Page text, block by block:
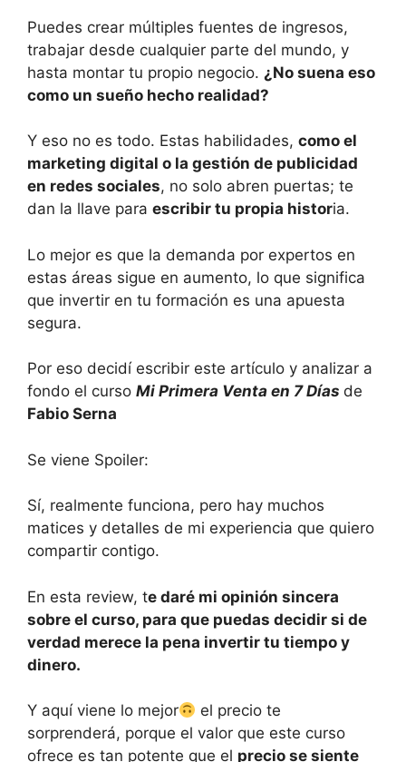
Puedes crear múltiples fuentes de ingresos,
trabajar desde cualquier parte del mundo, y
hasta montar tu propio negocio. ¿No suena eso
como un sueño hecho realidad?
Y eso no es todo. Estas habilidades, como el
marketing digital o la gestión de publicidad
en redes sociales, no solo abren puertas; te
dan la llave para escribir tu propia historia.
Lo mejor es que la demanda por expertos en
estas áreas sigue en aumento, lo que significa
que invertir en tu formación es una apuesta
segura.
Por eso decidí escribir este artículo y analizar a
fondo el curso Mi Primera Venta en 7 Días de
Fabio Serna
Se viene Spoiler:
Sí, realmente funciona, pero hay muchos
matices y detalles de mi experiencia que quiero
compartir contigo.
En esta review, te daré mi opinión sincera
sobre el curso, para que puedas decidir si de
verdad merece la pena invertir tu tiempo y
dinero.
Y aquí viene lo mejor
el precio te
sorprenderá, porque el valor que este curso
ofrece es tan potente que el precio se siente